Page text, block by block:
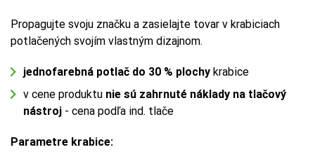
Propagujte svoju značku a zasielajte tovar v krabiciach
potlačených svojím vlastným dizajnom.
jednofarebná potlač do 30 % plochy krabice
v cene produktu nie sú zahrnuté náklady na tlačový
nástroj - cena podľa ind. tlače
Parametre krabice: